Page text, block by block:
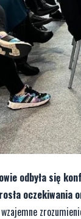
odbyła się
oczekiwania